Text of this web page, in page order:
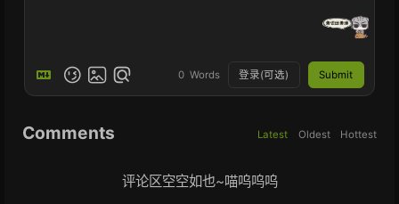
0 Words 登录(可选) Submit
Comments Latest Oldest Hottest
评论区空空如也~喵呜呜呜